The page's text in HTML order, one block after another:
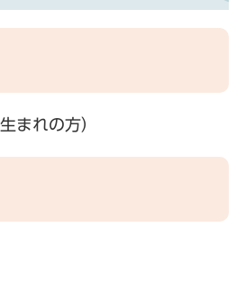
まれの方）